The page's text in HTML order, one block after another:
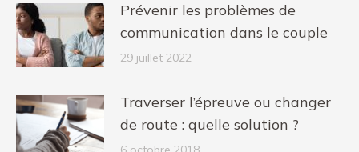
Prévenir les problèmes de
communication dans le couple
29 juillet 2022
Traverser l’épreuve ou changer
de route : quelle solution ?